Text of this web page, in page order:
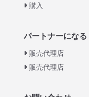
購入
パートナーになる
販売代理店
販売代理店